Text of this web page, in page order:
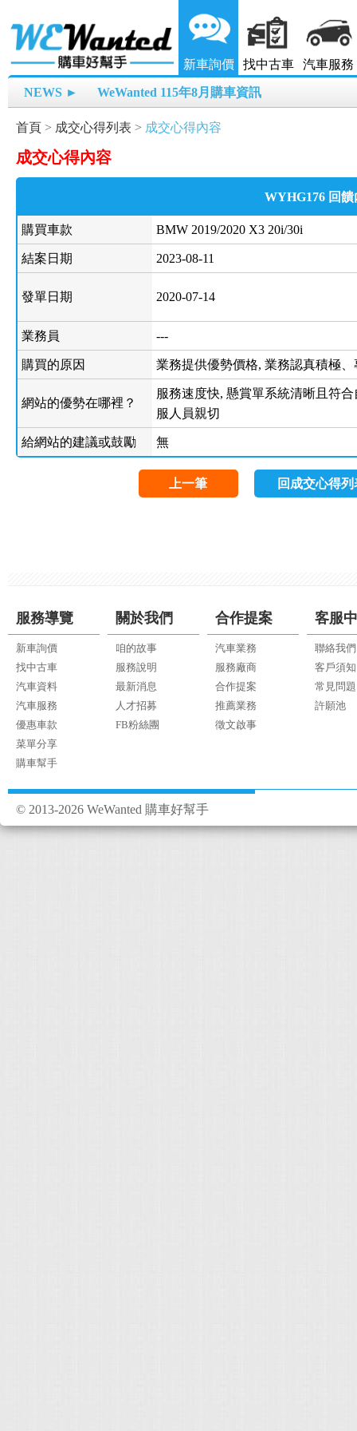
新車詢價 找中古車 汽車服務
NEWS ► WeWanted 115年8月購車資訊
首頁 > 成交心得列表 > 成交心得內容
成交心得內容
WYHG176 回饋
購買車款 BMW 2019/2020 X3 20i/30i
結案日期 2023-08-11
發單日期 2020-07-14
業務員 ---
購買的原因 業務提供優勢價格, 業務認真積極、
網站的優勢在哪裡？
服務速度快, 懸賞單系統清晰且符
服人員親切
給網站的建議或鼓勵 無
上一筆 回成交心得列
服務導覽
新車詢價
找中古車
汽車資料
汽車服務
優惠車款
菜單分享
購車幫手
關於我們
咱的故事
服務說明
最新消息
人才招募
FB粉絲團
合作提案
汽車業務
服務廠商
合作提案
推薦業務
徵文啟事
客服
聯絡我們
客戶須知
常見問題
許願池
© 2013-2026 WeWanted 購車好幫手